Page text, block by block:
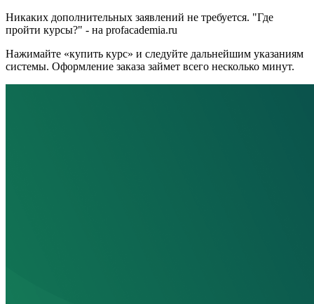
Никаких дополнительных заявлений не требуется. "Где
пройти курсы?" - на profacademia.ru
Нажимайте «купить курс» и следуйте дальнейшим указаниям
системы. Оформление заказа займет всего несколько минут.